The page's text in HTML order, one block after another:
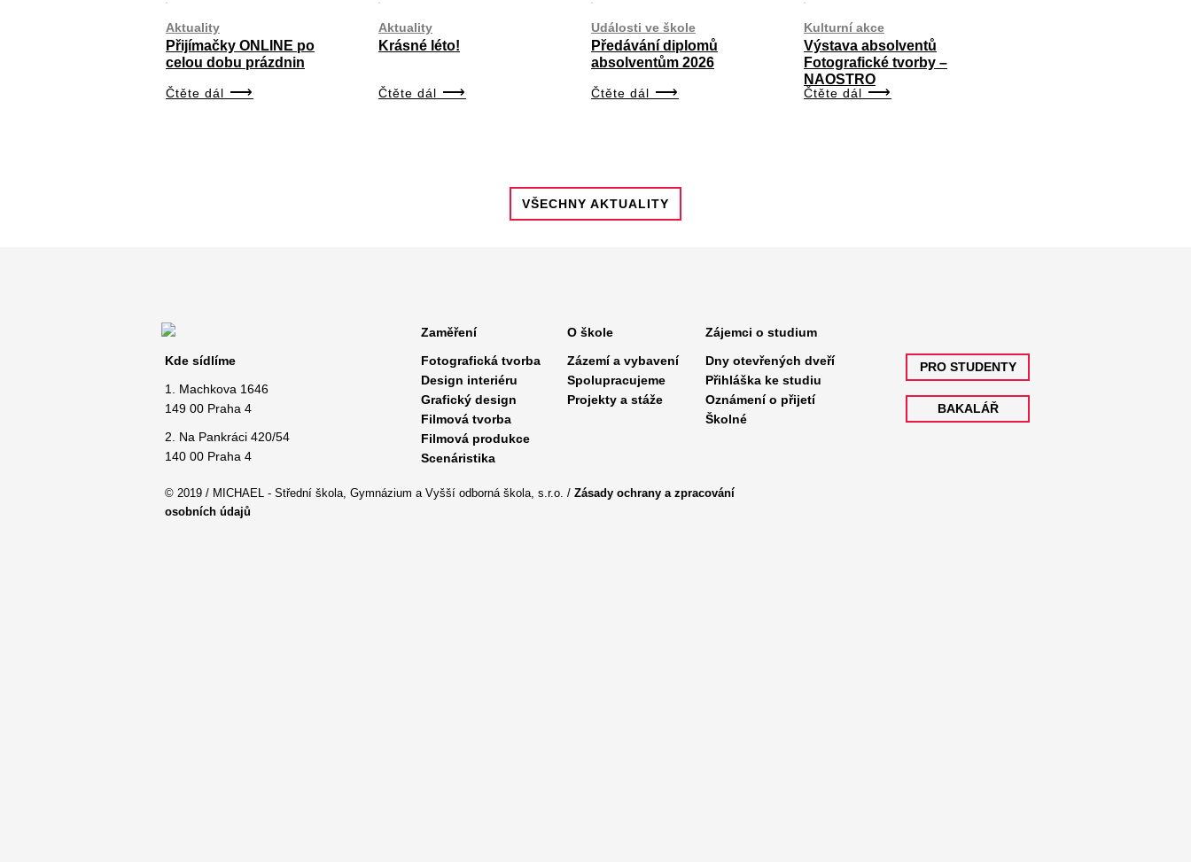
Aktuality
Přijímačky ONLINE po
celou dobu prázdnin
Čtěte dál
Aktuality
Krásné léto!
Čtěte dál
Události ve škole
Předávání diplomů
absolventům 2026
Čtěte dál
Kulturní akce
Výstava absolventů
Fotografické tvorby –
NAOSTRO
Čtěte dál
VŠECHNY AKTUALITY
PRO STUDENTY
BAKALÁŘ
Zaměření
Fotografická tvorba
Design interiéru
Grafický design
Filmová tvorba
Filmová produkce
Scenáristika
O škole
Zázemí a vybavení
Spolupracujeme
Projekty a stáže
Zájemci o studium
Dny otevřených dveří
Přihláška ke studiu
Oznámení o přijetí
Školné
Kde sídlíme
1. Machkova 1646
149 00 Praha 4
2. Na Pankráci 420/54
140 00 Praha 4
© 2019 / MICHAEL - Střední škola, Gymnázium a Vyšší odborná škola, s.r.o. / Zásady ochrany a zpracování
osobních údajů